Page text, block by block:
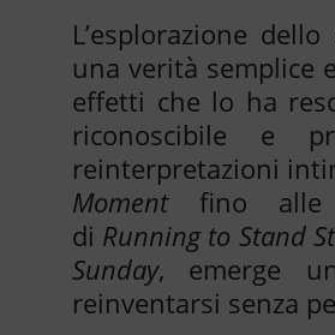
L’esplorazione dello
una verità semplice
effetti che lo ha
riconoscibile e
reinterpretazioni
Momentfino alle
di Running to Stand
Sunday, emerge
reinventarsi senza